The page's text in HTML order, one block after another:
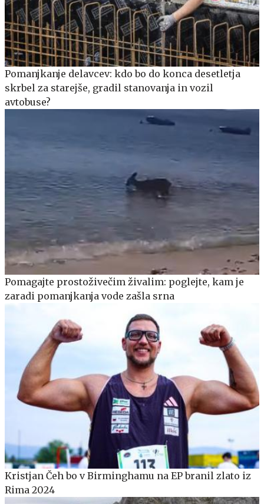
Pomanjkanje delavcev: kdo bo do konca desetletja
skrbel za starejše, gradil stanovanja in vozil
avtobuse?
Pomagajte prostoživečim živalim: poglejte, kam je
zaradi pomanjkanja vode zašla srna
Kristjan Čeh bo v Birminghamu na EP branil zlato iz
Rima 2024